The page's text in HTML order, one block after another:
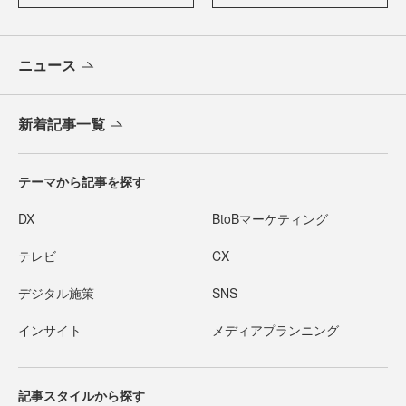
ニュース
新着記事一覧
テーマから記事を探す
DX BtoBマーケティング
テレビ CX
デジタル施策 SNS
インサイト メディアプランニング
記事スタイルから探す